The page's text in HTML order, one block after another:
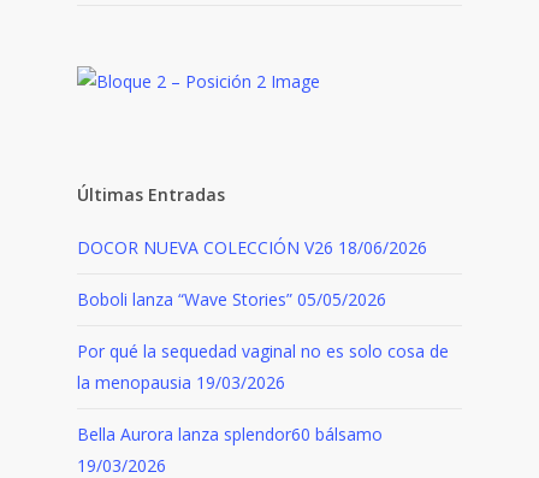
Últimas Entradas
DOCOR NUEVA COLECCIÓN V26 18/06/2026
Boboli lanza “Wave Stories” 05/05/2026
Por qué la sequedad vaginal no es solo cosa de
la menopausia 19/03/2026
Bella Aurora lanza splendor60 bálsamo
19/03/2026